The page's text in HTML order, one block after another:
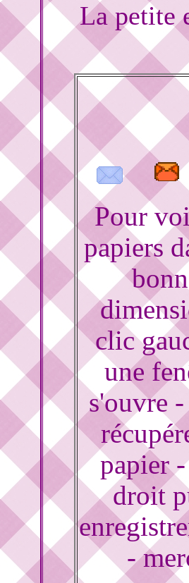
La petite
Pour
papiers
clic
une
s'ouvre
papier
droit
-